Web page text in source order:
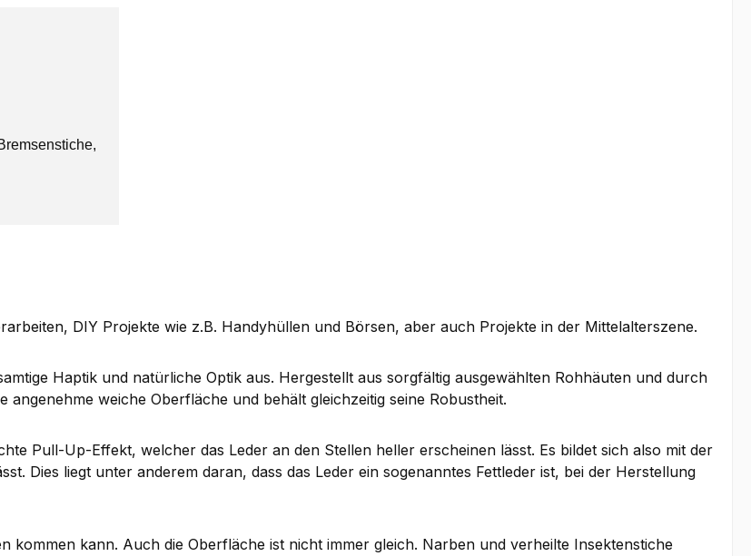
DIY Projekte wie z.B. Handyhüllen und Börsen, aber auch Projekte in der Mittelalterszene.
Haptik und natürliche Optik aus. Hergestellt aus sorgfältig ausgewählten Rohhäuten und durch
weiche Oberfläche und behält gleichzeitig seine Robustheit.
Pull-Up-Effekt, welcher das Leder an den Stellen heller erscheinen lässt. Es bildet sich also mit der
Dies liegt unter anderem daran, dass das Leder ein sogenanntes Fettleder ist, bei der Herstellung
kommen kann. Auch die Oberfläche ist nicht immer gleich. Narben und verheilte Insektenstiche